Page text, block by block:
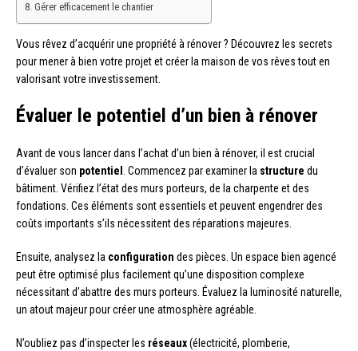
Gérer efficacement le chantier
Vous rêvez d’acquérir une propriété à rénover ? Découvrez les secrets
pour mener à bien votre projet et créer la maison de vos rêves tout en
valorisant votre investissement.
Évaluer le potentiel d’un bien à rénover
Avant de vous lancer dans l’achat d’un bien à rénover, il est crucial
d’évaluer son potentiel . Commencez par examiner la structure du
bâtiment. Vérifiez l’état des murs porteurs, de la charpente et des
fondations. Ces éléments sont essentiels et peuvent engendrer des
coûts importants s’ils nécessitent des réparations majeures.
Ensuite, analysez la configuration des pièces. Un espace bien agencé
peut être optimisé plus facilement qu’une disposition complexe
nécessitant d’abattre des murs porteurs. Évaluez la luminosité naturelle,
un atout majeur pour créer une atmosphère agréable.
N’oubliez pas d’inspecter les réseaux(électricité, plomberie,